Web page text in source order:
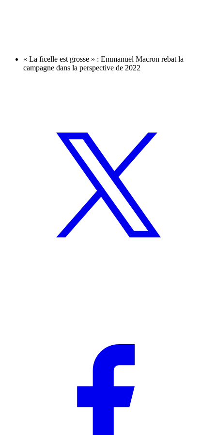
« La ficelle est grosse » : Emmanuel Macron rebat la
campagne dans la perspective de 2022